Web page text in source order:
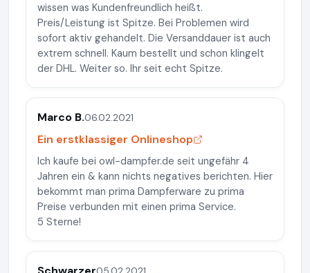
wissen was Kundenfreundlich heißt.
Preis/Leistung ist Spitze. Bei Problemen wird
sofort aktiv gehandelt. Die Versanddauer ist auch
extrem schnell. Kaum bestellt und schon klingelt
der DHL. Weiter so. Ihr seit echt Spitze.
Marco B.06.02.2021
Ein erstklassiger Onlineshop
Ich kaufe bei owl-dampfer.de seit ungefähr 4
Jahren ein & kann nichts negatives berichten. Hier
bekommt man prima Dampferware zu prima
Preise verbunden mit einen prima Service.
5 Sterne!